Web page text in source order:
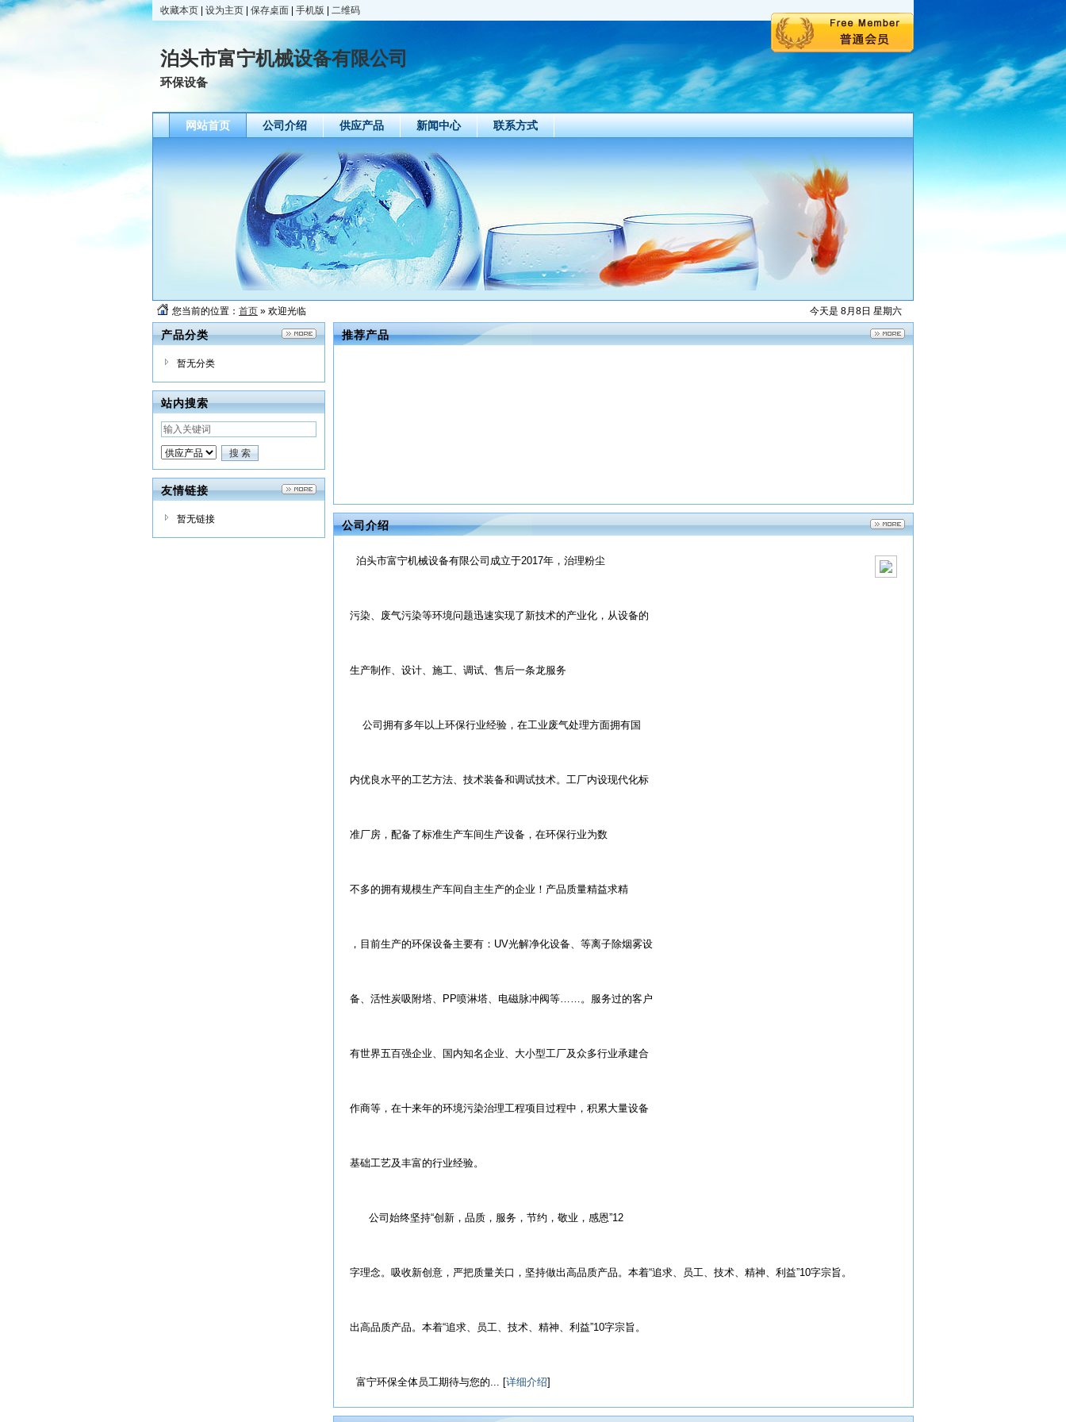
收藏本页 设为主页 保存桌面 手机版 二维码
泊头市富宁机械设备有限公司
环保设备
网站首页 公司介绍 供应产品 新闻中心 联系方式
今天是 8月8日 星期六
您当前的位置： 首页 » 欢迎光临
产品分类
暂无分类
站内搜索
友情链接
暂无链接
推荐产品
公司介绍
泊头市富宁机械设备有限公司成立于2017年，治理粉尘
污染、废气污染等环境问题迅速实现了新技术的产业化，从设备的
生产制作、设计、施工、调试、售后一条龙服务
公司拥有多年以上环保行业经验，在工业废气处理方面拥有国
内优良水平的工艺方法、技术装备和调试技术。工厂内设现代化标
准厂房，配备了标准生产车间生产设备，在环保行业为数
不多的拥有规模生产车间自主生产的企业！产品质量精益求精
，目前生产的环保设备主要有：UV光解净化设备、等离子除烟雾设
备、活性炭吸附塔、PP喷淋塔、电磁脉冲阀等……。服务过的客户
有世界五百强企业、国内知名企业、大小型工厂及众多行业承建合
作商等，在十来年的环境污染治理工程项目过程中，积累大量设备
基础工艺及丰富的行业经验。
公司始终坚持“创新，品质，服务，节约，敬业，感恩”12
字理念。吸收新创意，严把质量关口，坚持做出高品质产品。本着“追求、员工、技术、精神、利益”10字宗旨。
出高品质产品。本着“追求、员工、技术、精神、利益”10字宗旨。
富宁环保全体员工期待与您的... [详细介绍]